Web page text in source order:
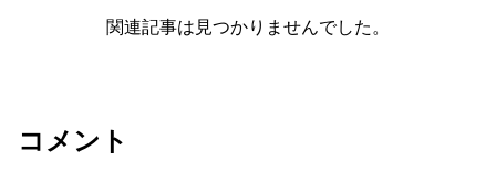
関連記事は見つかりませんでした。
コメント